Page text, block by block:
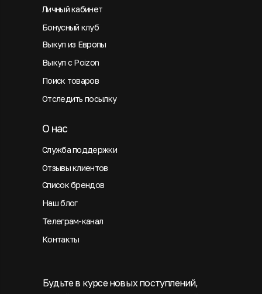
Будьте в курсе новых поступлений,
Личный кабинет
Бонусный клуб
Выкуп из Европы
Выкуп с Poizon
Поиск товаров
Отследить посылку
Служба поддержки
О нас
Отзывы клиентов
Список брендов
Наш блог
Телеграм-канал
Контакты